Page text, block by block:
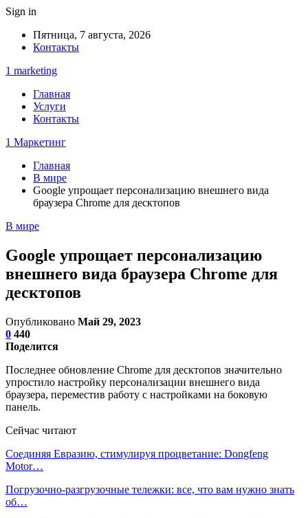
Sign in
Пятница, 7 августа, 2026
Контакты
1 marketing
Главная
Услуги
Контакты
1 Маркетинг
Главная
В мире
Google упрощает персонализацию внешнего вида
браузера Chrome для десктопов
В мире
Google упрощает персонализацию
внешнего вида браузера Chrome для
десктопов
Опубликовано Май 29, 2023
0 440
Поделится
Последнее обновление Chrome для десктопов значительно
упростило настройку персонализации внешнего вида
браузера, переместив работу с настройками на боковую
панель.
Сейчас читают
Соединяя Евразию, стимулируя процветание: Dongfeng
Motor…
Погрузочно-разгрузочные тележки: все, что вам нужно знать
об…